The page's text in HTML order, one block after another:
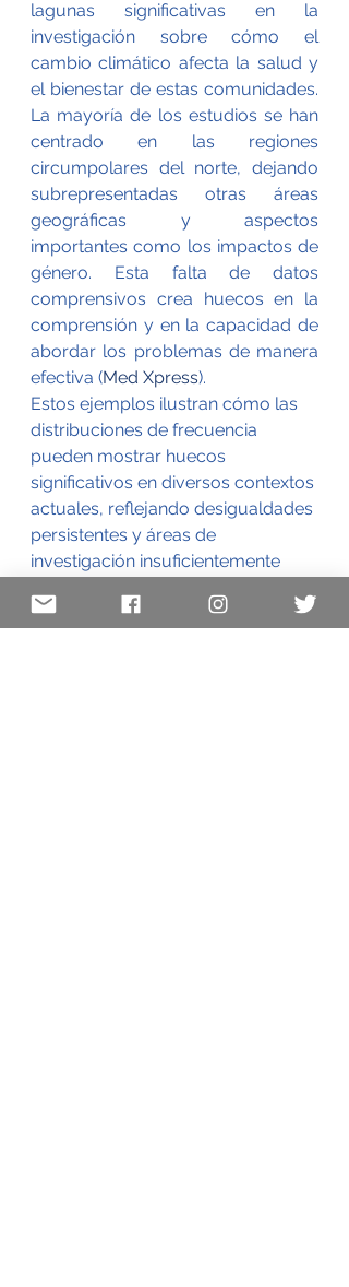
lagunas significativas en la
investigación sobre cómo el
cambio climático afecta la salud y
el bienestar de estas comunidades.
La mayoría de los estudios se han
centrado en las regiones
circumpolares del norte, dejando
subrepresentadas otras áreas
geográficas y aspectos
importantes como los impactos de
género. Esta falta de datos
comprensivos crea huecos en la
comprensión y en la capacidad de
abordar los problemas de manera
efectiva​ (Med Xpress)​.
Estos ejemplos ilustran cómo las
distribuciones de frecuencia
pueden mostrar huecos
significativos en diversos contextos
actuales, reflejando desigualdades
persistentes y áreas de
investigación insuficientemente